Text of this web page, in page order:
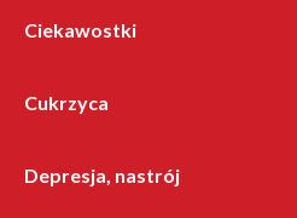
Ciekawostki
Cukrzyca
Depresja, nastrój